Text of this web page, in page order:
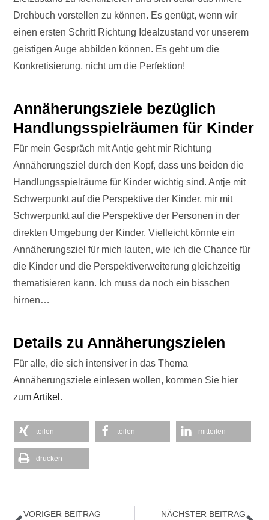
Drehbuch vorstellen zu können. Es genügt, wenn wir
einen ersten Schritt Richtung Idealzustand vor unserem
geistigen Auge abbilden können. Es geht um die
Konkretisierung, nicht um die Perfektion!
Annäherungsziele bezüglich
Handlungsspielräumen für Kinder
Für mein Gespräch mit Antje geht mir Richtung
Annäherungsziel durch den Kopf, dass uns beiden die
Handlungsspielräume für Kinder wichtig sind. Antje mit
Schwerpunkt auf die Perspektive der Kinder, mir mit
Schwerpunkt auf die Perspektive der Personen in der
direkten Umgebung der Kinder. Vielleicht könnte ein
Annäherungsziel für mich lauten, wie ich die Chance für
die Kinder und die Perspektiverweiterung gleichzeitig
thematisieren kann. Ich muss da noch ein bisschen
hirnen…
Details zu Annäherungszielen
Für alle, die sich intensiver in das Thema
Annäherungsziele einlesen wollen, kommen Sie hier
zumArtikel .
teilen teilen mitteilen
drucken
Zurück
VORIGER BEITRAG NÄCHSTER BEITRAG